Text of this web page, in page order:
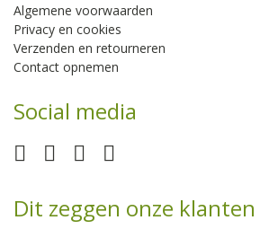
Algemene voorwaarden
Privacy en cookies
Verzenden en retourneren
Contact opnemen
Social media
Dit zeggen onze klanten